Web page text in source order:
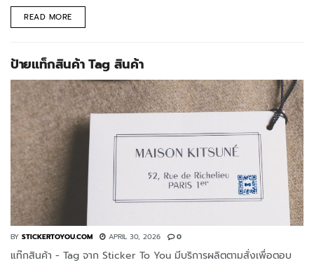
READ MORE
ป้ายแท็กสินค้า Tag สินค้า
BY STICKERTOYOU.COM APRIL 30, 2026 0
แท๊กสินค้า - Tag จาก Sticker To You มีบริการผลิตตามสั่งเพื่อตอบ